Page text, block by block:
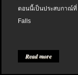
ตอนนี้เป็นประสบกาณ์
Falls
Read more